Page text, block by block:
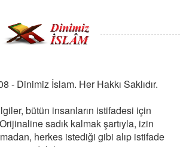
- Dinimiz İslam. Her Hakkı Saklıdır.
bütün insanların istifadesi için
Orijinaline sadık kalmak şartıyla, izin
herkes istediği gibi alıp istifade